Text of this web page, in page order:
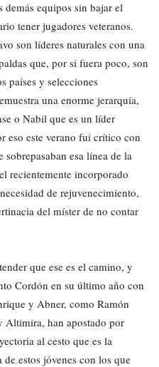
equipos sin bajar el
tener jugadores veteranos.
son líderes naturales con una
que, por si fuera poco, son
países y selecciones
una enorme jerarquía,
o Nabil que es un líder
eso este verano fui crítico con
esa línea de la
recientemente incorporado
de rejuvenecimiento,
del míster de no contar
que ese es el camino, y
Cordón en su último año con
y Abner, como Ramón
Altimira, han apostado por
al cesto que es la
estos jóvenes con los que